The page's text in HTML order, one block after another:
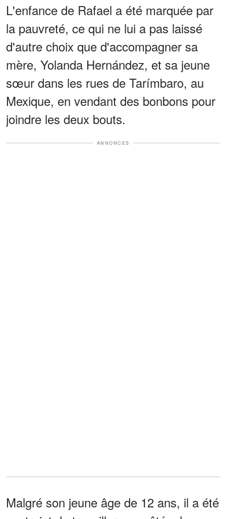
L'enfance de Rafael a été marquée par
la pauvreté, ce qui ne lui a pas laissé
d'autre choix que d'accompagner sa
mère, Yolanda Hernández, et sa jeune
sœur dans les rues de Tarímbaro, au
Mexique, en vendant des bonbons pour
joindre les deux bouts.
ANNONCES
Malgré son jeune âge de 12 ans, il a été